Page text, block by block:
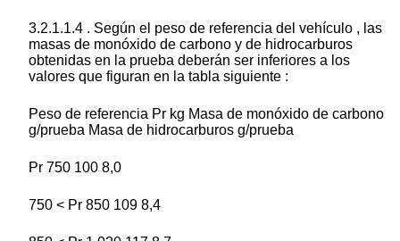
3.2.1.1.4 . Según el peso de referencia del vehículo , las
masas de monóxido de carbono y de hidrocarburos
obtenidas en la prueba deberán ser inferiores a los
valores que figuran en la tabla siguiente :
Peso de referencia Pr kg Masa de monóxido de carbono
g/prueba Masa de hidrocarburos g/prueba
Pr 750 100 8,0
750 < Pr 850 109 8,4